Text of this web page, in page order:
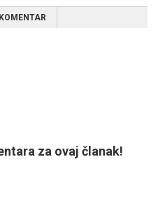
za ovaj članak!